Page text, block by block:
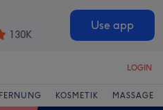
130K
Use app
LOGIN
KOSMETIK MASSAGE